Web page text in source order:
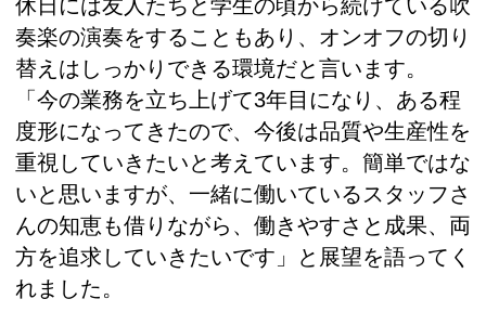
休日には友人たちと学生の頃から続けている吹
奏楽の演奏をすることもあり、オンオフの切り
替えはしっかりできる環境だと言います。
「今の業務を立ち上げて3年目になり、ある程
度形になってきたので、今後は品質や生産性を
重視していきたいと考えています。簡単ではな
いと思いますが、一緒に働いているスタッフさ
んの知恵も借りながら、働きやすさと成果、両
方を追求していきたいです」と展望を語ってく
れました。